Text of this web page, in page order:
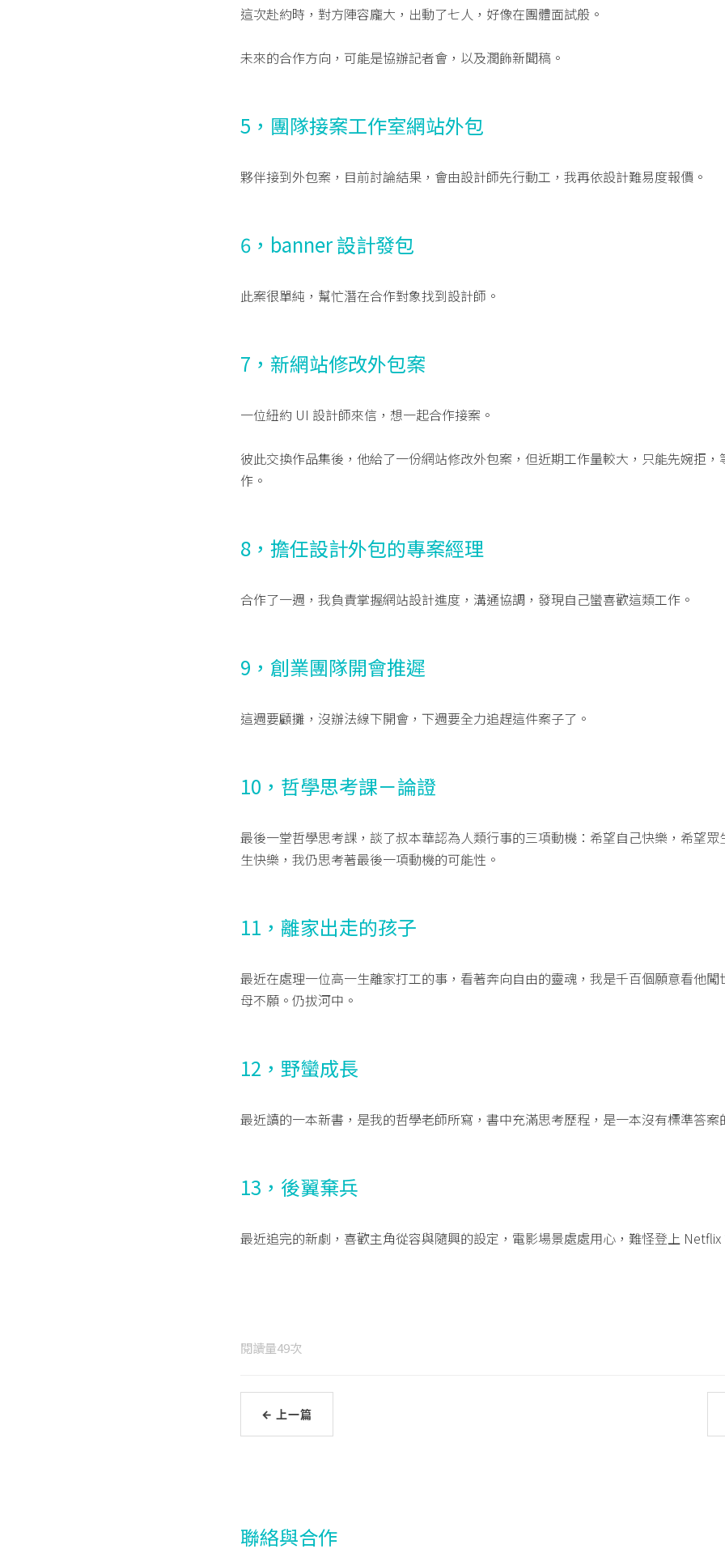
這次赴約時，對方陣容龐大，出動了七人，好像在團體面試般。
未來的合作方向，可能是協辦記者會，以及潤飾新聞稿。
5，團隊接案工作室網站外包
夥伴接到外包案，目前討論結果，會由設計師先行動工，我再依設計難易度報價。
6，banner 設計發包
此案很單純，幫忙潛在合作對象找到設計師。
7，新網站修改外包案
一位紐約 UI 設計師來信，想一起合作接案。
彼此交換作品集後，他給了一份網站修改外包案，但近期工作量較大，只能先婉拒，
作。
8，擔任設計外包的專案經理
合作了一週，我負責掌握網站設計進度，溝通協調，發現自己蠻喜歡這類工作。
9，創業團隊開會推遲
這週要顧攤，沒辦法線下開會，下週要全力追趕這件案子了。
10，哲學思考課－論證
最後一堂哲學思考課，談了叔本華認為人類行事的三項動機：希望自己快樂，希望眾
生快樂，我仍思考著最後一項動機的可能性。
11，離家出走的孩子
最近在處理一位高一生離家打工的事，看著奔向自由的靈魂，我是千百個願意看他闖
母不願。仍拔河中。
12，野蠻成長
最近讀的一本新書，是我的哲學老師所寫，書中充滿思考歷程，是一本沒有標準答案
13，後翼棄兵
最近追完的新劇，喜歡主角從容與隨興的設定，電影場景處處用心，難怪登上 Netflix
閱讀量49次
← 上一篇
聯絡與合作